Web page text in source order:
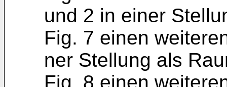
und 2 in einer
Fig. 7 einen
ner Stellung als
Fig. 8 einen